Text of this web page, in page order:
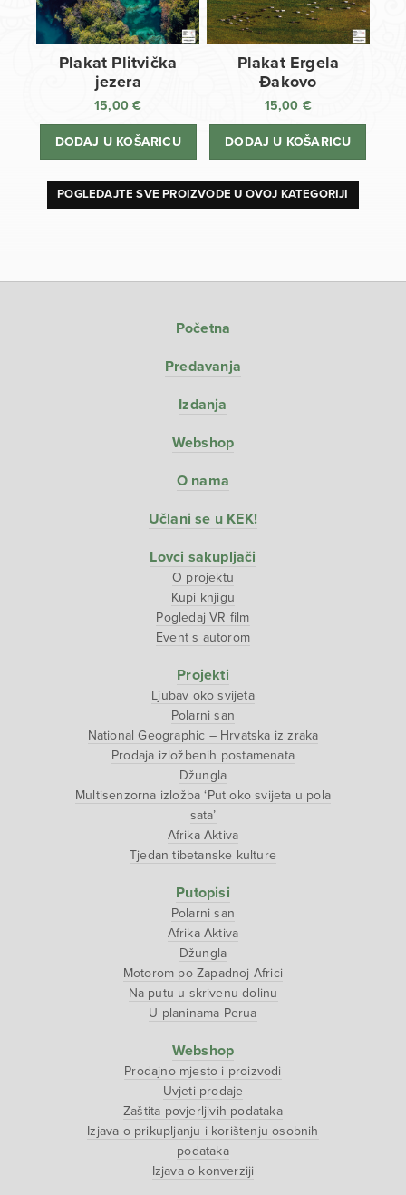
Plakat Plitvička
jezera
15,00€
DODAJ U KOŠARICU
Plakat Ergela
Đakovo
15,00 €
DODAJ U KOŠARICU
POGLEDAJTE SVE PROIZVODE U OVOJ KATEGORIJI
Početna
Predavanja
Izdanja
Webshop
O nama
Učlani se u KEK!
Lovci sakupljači
O projektu
Kupi knjigu
Pogledaj VR film
Event s autorom
Projekti
Ljubav oko svijeta
Polarni san
National Geographic – Hrvatska iz zraka
Prodaja izložbenih postamenata
Džungla
Multisenzorna izložba ‘Put oko svijeta u pola
sata’
Afrika Aktiva
Tjedan tibetanske kulture
Putopisi
Polarni san
Afrika Aktiva
Džungla
Motorom po Zapadnoj Africi
Na putu u skrivenu dolinu
U planinama Perua
Webshop
Prodajno mjesto i proizvodi
Uvjeti prodaje
Zaštita povjerljivih podataka
Izjava o prikupljanju i korištenju osobnih
podataka
Izjava o konverziji